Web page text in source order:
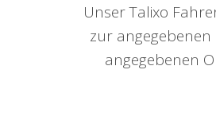
Unser Talixo
zur angegebenen
angegebenen